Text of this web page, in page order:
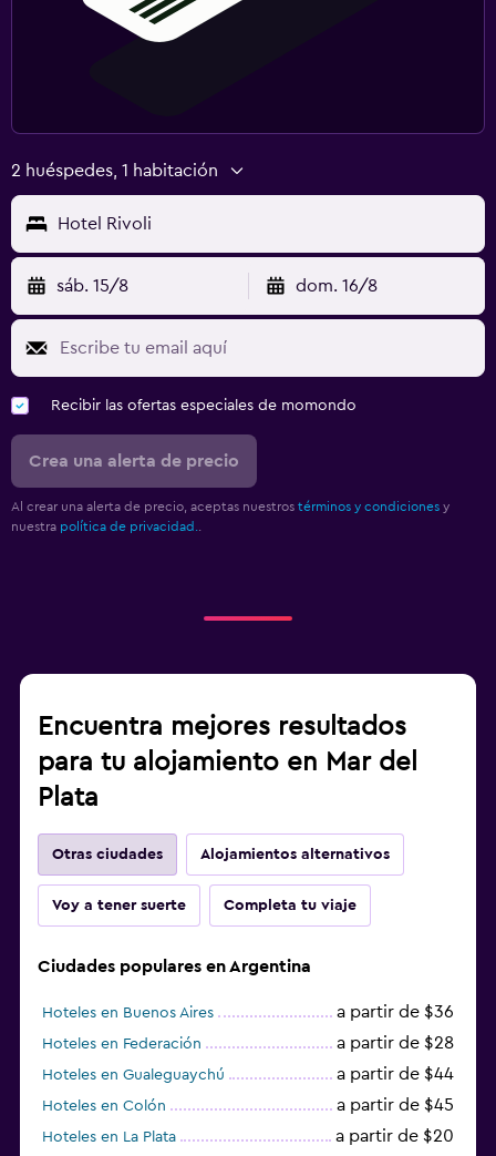
2 huéspedes, 1 habitación
Hotel Rivoli
sáb. 15/8 dom. 16/8
Recibir las ofertas especiales de momondo
Crea una alerta de precio
Al crear una alerta de precio, aceptas nuestros términos y condiciones y
nuestra política de privacidad.
Encuentra mejores resultados
para tu alojamiento en Mar del
Plata
Otras ciudades Alojamientos alternativos
Voy a tener suerte Completa tu viaje
Ciudades populares en Argentina
Hoteles en Buenos Aires a partir de $36
Hoteles en Federación a partir de $28
Hoteles en Gualeguaychú a partir de $44
Hoteles en Colón a partir de $45
Hoteles en La Plata a partir de $20